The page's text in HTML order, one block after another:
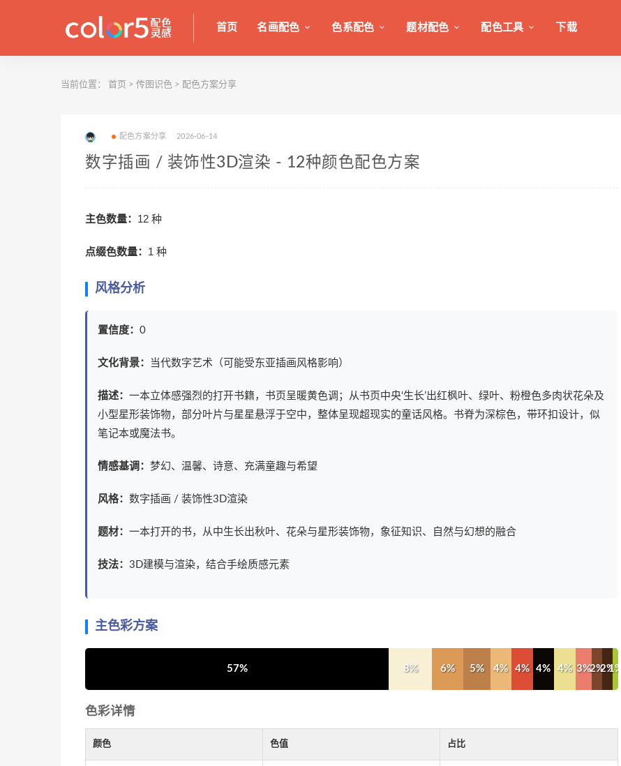
首页 名画配色 色系配色 题材配色 配色工具 下载
当前位置： 首页 > 传图识色 > 配色方案分享
配色方案分享 2026-06-14
数字插画 / 装饰性3D渲染 - 12种颜色配色方案
主色数量： 12 种
点缀色数量： 1 种
风格分析
置信度： 0
文化背景： 当代数字艺术（可能受东亚插画风格影响）
描述： 一本立体感强烈的打开书籍，书页呈暖黄色调；从书页中央‘生长’出红枫叶、绿叶、粉橙色多肉状花朵及
小型星形装饰物，部分叶片与星星悬浮于空中，整体呈现超现实的童话风格。书脊为深棕色，带环扣设计，似
笔记本或魔法书。
情感基调： 梦幻、温馨、诗意、充满童趣与希望
风格： 数字插画 / 装饰性3D渲染
题材： 一本打开的书，从中生长出秋叶、花朵与星形装饰物，象征知识、自然与幻想的融合
技法： 3D建模与渲染，结合手绘质感元素
主色彩方案
57% 8% 6% 5% 4% 4% 4% 4% 3%2%2%
1%
色彩详情
颜色 色值 占比